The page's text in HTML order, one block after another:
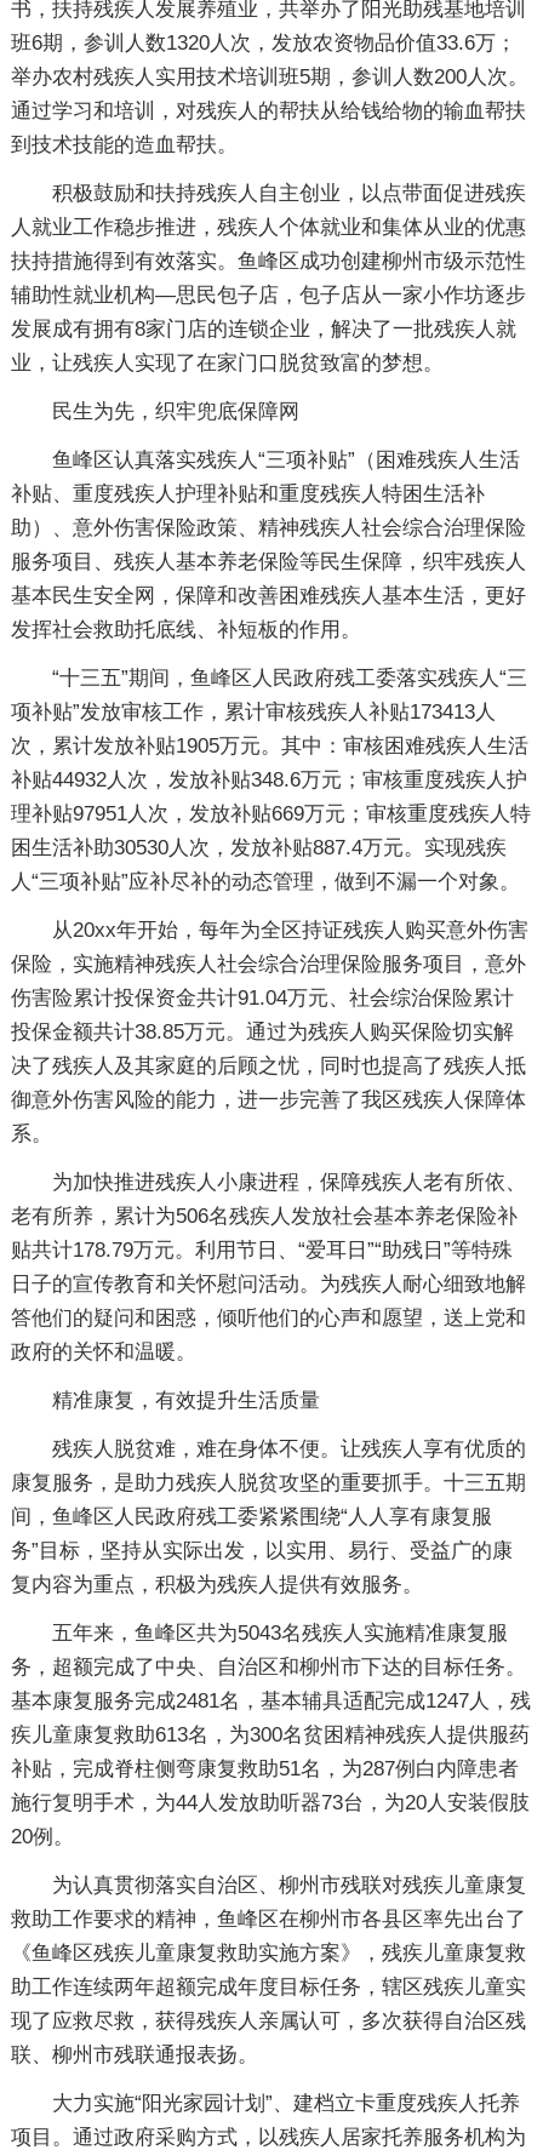
书，扶持残疾人发展养殖业，共举办了阳光助残基地培训
班6期，参训人数1320人次，发放农资物品价值33.6万；
举办农村残疾人实用技术培训班5期，参训人数200人次。
通过学习和培训，对残疾人的帮扶从给钱给物的输血帮扶
到技术技能的造血帮扶。
积极鼓励和扶持残疾人自主创业，以点带面促进残疾
人就业工作稳步推进，残疾人个体就业和集体从业的优惠
扶持措施得到有效落实。鱼峰区成功创建柳州市级示范性
辅助性就业机构—思民包子店，包子店从一家小作坊逐步
发展成有拥有8家门店的连锁企业，解决了一批残疾人就
业，让残疾人实现了在家门口脱贫致富的梦想。
民生为先，织牢兜底保障网
鱼峰区认真落实残疾人“三项补贴”（困难残疾人生活
补贴、重度残疾人护理补贴和重度残疾人特困生活补
助）、意外伤害保险政策、精神残疾人社会综合治理保险
服务项目、残疾人基本养老保险等民生保障，织牢残疾人
基本民生安全网，保障和改善困难残疾人基本生活，更好
发挥社会救助托底线、补短板的作用。
“十三五”期间，鱼峰区人民政府残工委落实残疾人“三
项补贴”发放审核工作，累计审核残疾人补贴173413人
次，累计发放补贴1905万元。其中：审核困难残疾人生活
补贴44932人次，发放补贴348.6万元；审核重度残疾人护
理补贴97951人次，发放补贴669万元；审核重度残疾人特
困生活补助30530人次，发放补贴887.4万元。实现残疾
人“三项补贴”应补尽补的动态管理，做到不漏一个对象。
从20xx年开始，每年为全区持证残疾人购买意外伤害
保险，实施精神残疾人社会综合治理保险服务项目，意外
伤害险累计投保资金共计91.04万元、社会综治保险累计
投保金额共计38.85万元。通过为残疾人购买保险切实解
决了残疾人及其家庭的后顾之忧，同时也提高了残疾人抵
御意外伤害风险的能力，进一步完善了我区残疾人保障体
系。
为加快推进残疾人小康进程，保障残疾人老有所依、
老有所养，累计为506名残疾人发放社会基本养老保险补
贴共计178.79万元。利用节日、“爱耳日”“助残日”等特殊
日子的宣传教育和关怀慰问活动。为残疾人耐心细致地解
答他们的疑问和困惑，倾听他们的心声和愿望，送上党和
政府的关怀和温暖。
精准康复，有效提升生活质量
残疾人脱贫难，难在身体不便。让残疾人享有优质的
康复服务，是助力残疾人脱贫攻坚的重要抓手。十三五期
间，鱼峰区人民政府残工委紧紧围绕“人人享有康复服
务”目标，坚持从实际出发，以实用、易行、受益广的康
复内容为重点，积极为残疾人提供有效服务。
五年来，鱼峰区共为5043名残疾人实施精准康复服
务，超额完成了中央、自治区和柳州市下达的目标任务。
基本康复服务完成2481名，基本辅具适配完成1247人，残
疾儿童康复救助613名，为300名贫困精神残疾人提供服药
补贴，完成脊柱侧弯康复救助51名，为287例白内障患者
施行复明手术，为44人发放助听器73台，为20人安装假肢
20例。
为认真贯彻落实自治区、柳州市残联对残疾儿童康复
救助工作要求的精神，鱼峰区在柳州市各县区率先出台了
《鱼峰区残疾儿童康复救助实施方案》，残疾儿童康复救
助工作连续两年超额完成年度目标任务，辖区残疾儿童实
现了应救尽救，获得残疾人亲属认可，多次获得自治区残
联、柳州市残联通报表扬。
大力实施“阳光家园计划”、建档立卡重度残疾人托养
项目。通过政府采购方式，以残疾人居家托养服务机构为